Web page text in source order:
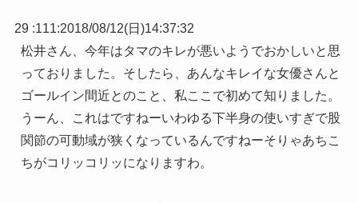
29 :111:2018/08/12(日)14:37:32
松井さん、今年はタマのキレが悪いようでおかしいと思
っておりました。そしたら、あんなキレイな女優さんと
ゴールイン間近とのこと、私ここで初めて知りました。
うーん、これはですねーいわゆる下半身の使いすぎで股
関節の可動域が狭くなっているんですねーそりゃあちこ
ちがコリッコリッになりますわ。